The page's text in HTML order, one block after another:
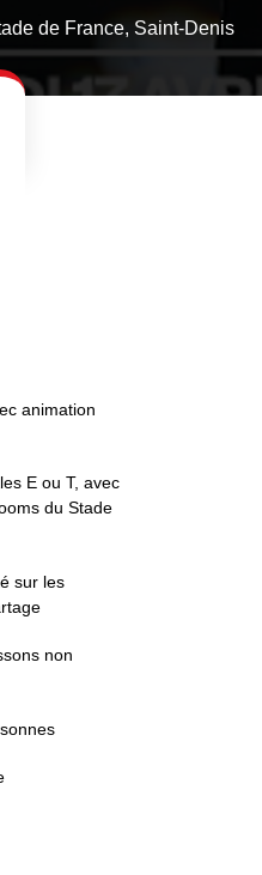
de France, Saint-Denis
animation
E ou T, avec
du Stade
sur les
non